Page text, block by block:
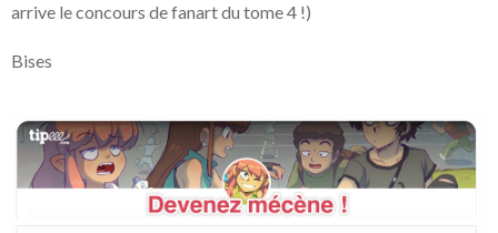
arrive le concours de fanart du tome 4 !)
Bises